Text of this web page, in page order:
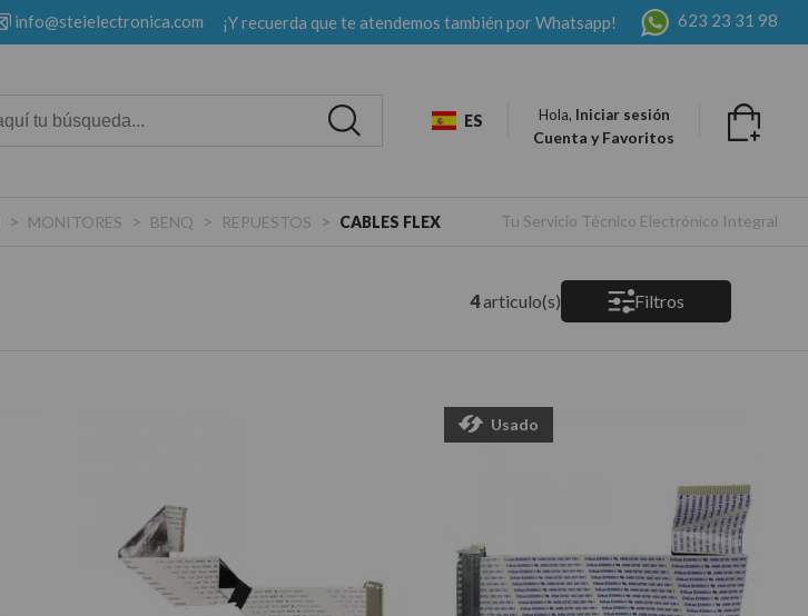
info@steielectronica.com ¡Y recuerda que te atendemos también por Whatsapp! 623 23 31 98
ES Hola, Iniciar sesión
Cuenta y Favoritos
> MONITORES > BENQ > REPUESTOS > CABLES FLEX Tu Servicio Técnico Electrónico Integral
4articulo(s) Filtros
Usado